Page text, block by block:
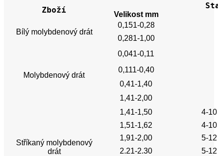
Zboží Velikost mm
Bílý molybdenový drát
0,151-0,28
0,281-1,00
Molybdenový drát
0,041-0,11
0,111-0,40
0,41-1,40
1,41-2,00
Stříkaný molybdenový
drát
1,41-1,50
4-
1,51-1,62
4-
1,91-2,00
5-
2.21-2.30
5-